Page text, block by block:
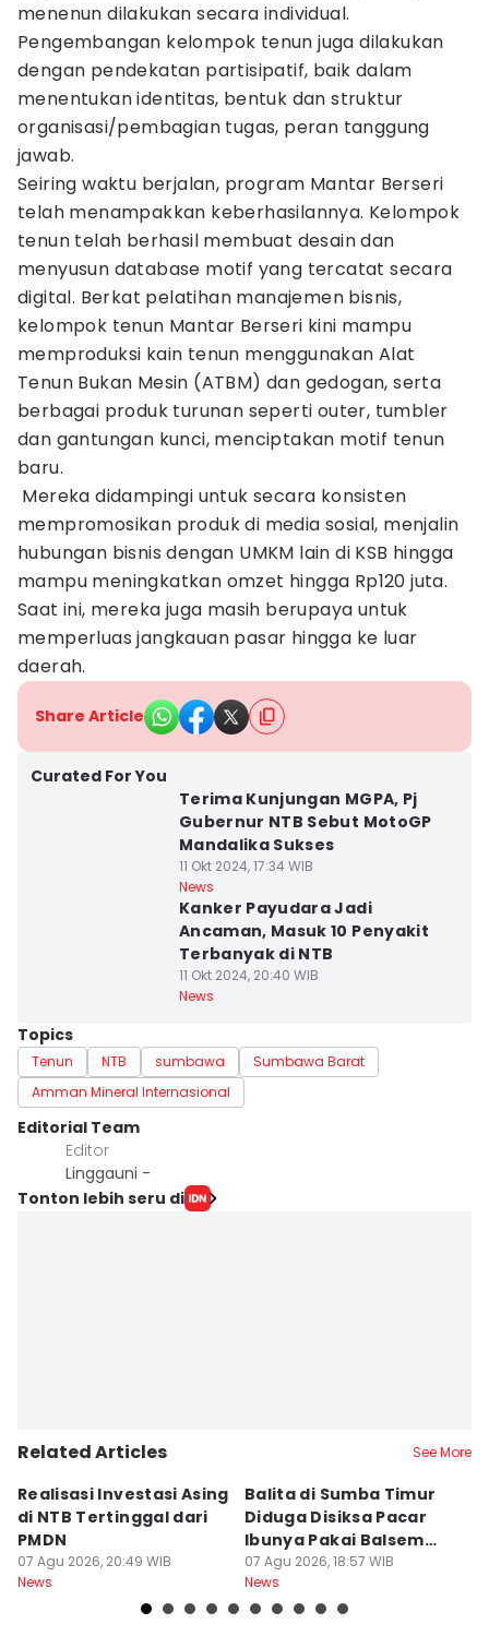
menenun dilakukan secara individual.
Pengembangan kelompok tenun juga dilakukan
dengan pendekatan partisipatif, baik dalam
menentukan identitas, bentuk dan struktur
organisasi/pembagian tugas, peran tanggung
jawab.
Seiring waktu berjalan, program Mantar Berseri
telah menampakkan keberhasilannya. Kelompok
tenun telah berhasil membuat desain dan
menyusun database motif yang tercatat secara
digital. Berkat pelatihan manajemen bisnis,
kelompok tenun Mantar Berseri kini mampu
memproduksi kain tenun menggunakan Alat
Tenun Bukan Mesin (ATBM) dan gedogan, serta
berbagai produk turunan seperti outer, tumbler
dan gantungan kunci, menciptakan motif tenun
baru.
Mereka didampingi untuk secara konsisten
mempromosikan produk di media sosial, menjalin
hubungan bisnis dengan UMKM lain di KSB hingga
mampu meningkatkan omzet hingga Rp120 juta.
Saat ini, mereka juga masih berupaya untuk
memperluas jangkauan pasar hingga ke luar
daerah.
Share Article
Curated For You
Terima Kunjungan MGPA, Pj
Gubernur NTB Sebut MotoGP
Mandalika Sukses
11 Okt 2024, 17:34 WIB
News
Kanker Payudara Jadi
Ancaman, Masuk 10 Penyakit
Terbanyak di NTB
11 Okt 2024, 20:40 WIB
News
Topics
Tenun NTB sumbawa
Sumbawa Barat
Amman Mineral Internasional
Editorial Team
Editor
Linggauni -
Tonton lebih seru di
Related Articles See More
Realisasi Investasi Asing
di NTB Tertinggal dari
PMDN
07 Agu 2026, 20:49 WIB
News
Balita di Sumba Timur
Diduga Disiksa Pacar
Ibunya Pakai Balsem
dan Cabai
07 Agu 2026, 18:57 WIB
News